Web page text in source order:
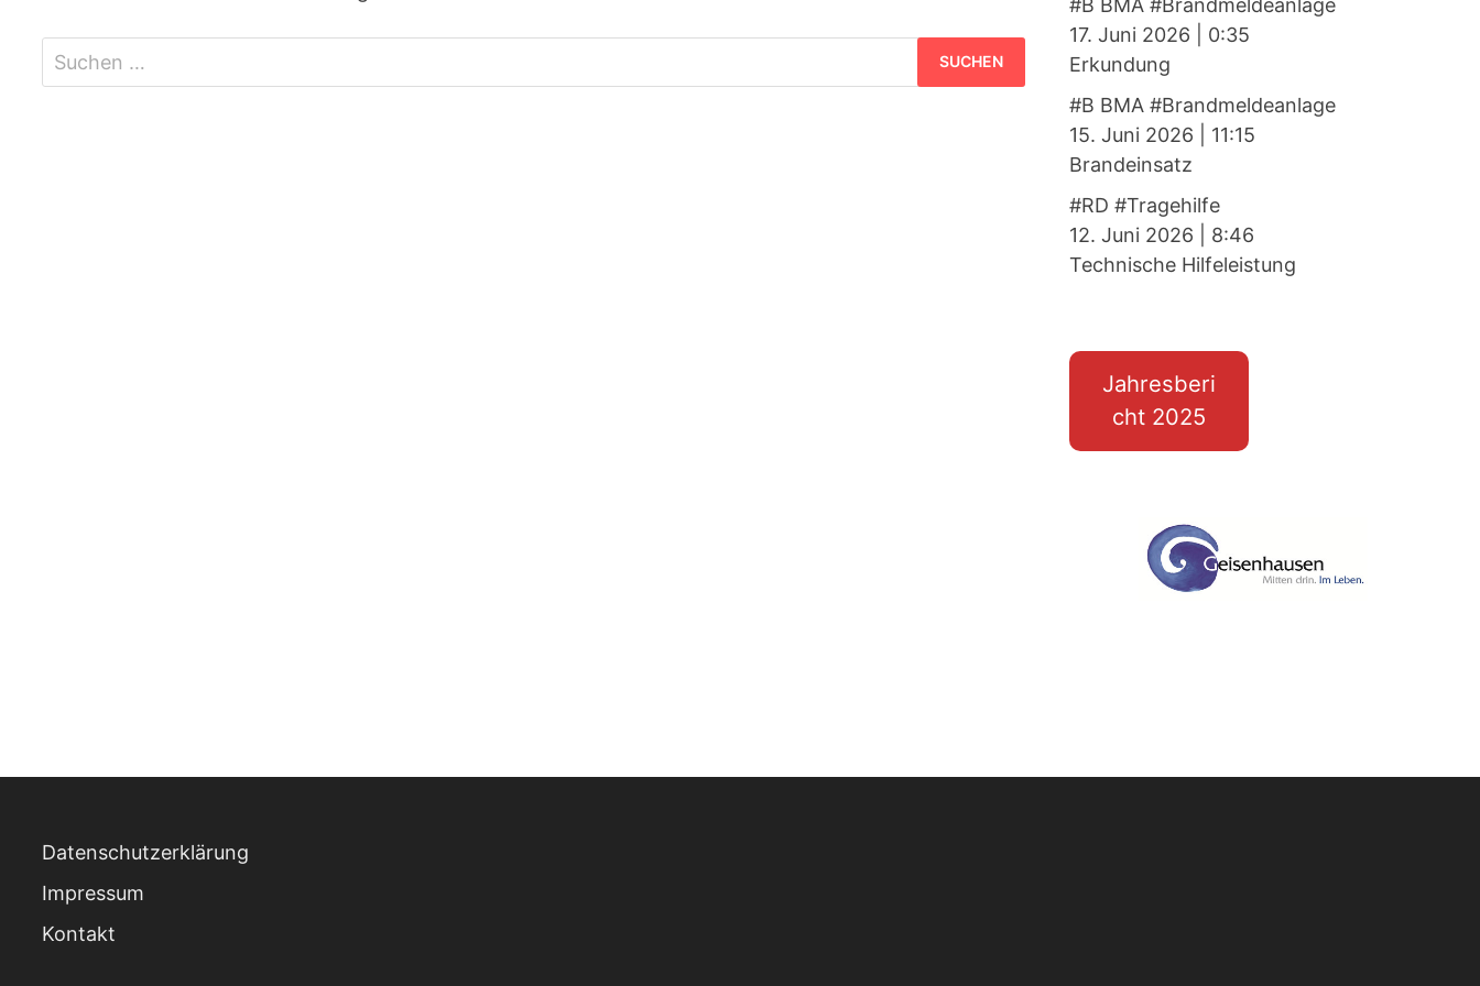
Suchen
nach:
#B BMA #Brandmeldeanlage
17. Juni 2026
0:35
Erkundung
#B BMA #Brandmeldeanlage
15. Juni 2026
11:15
Brandeinsatz
#RD #Tragehilfe
12. Juni 2026
8:46
Technische Hilfeleistung
Jahresberi
cht 2025
Datenschutzerklärung
Impressum
Kontakt